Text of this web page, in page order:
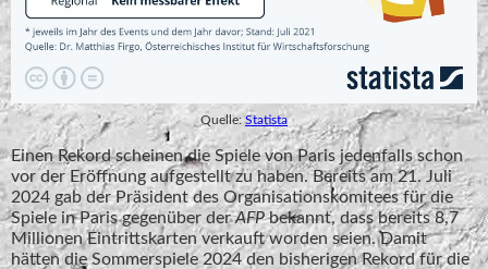
Quelle:Statista
Einen Rekord scheinen die Spiele von Paris jedenfalls schon
vor der Eröffnung aufgestellt zu haben. Bereits am 21. Juli
2024 gab der Präsident des Organisationskomitees für die
Spiele in Paris gegenüber derAFPbekannt, dass bereits 8,7
Millionen Eintrittskarten verkauft worden seien. Damit
hätten die Sommerspiele 2024 den bisherigen Rekord für die